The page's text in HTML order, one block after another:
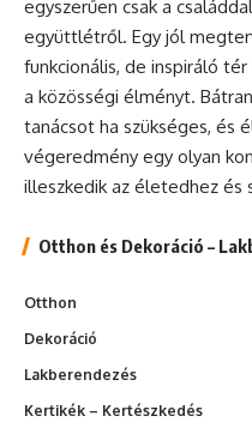
egyszerűen csak a
együttlétről. Egy jól
funkcionális, de inspiráló
a közösségi élményt.
tanácsot ha szükséges, és
végeredmény egy olyan
illeszkedik az életedhez és
Otthon és Dekoráció –
Otthon
Dekoráció
Lakberendezés
Kertikék – Kertészkedés